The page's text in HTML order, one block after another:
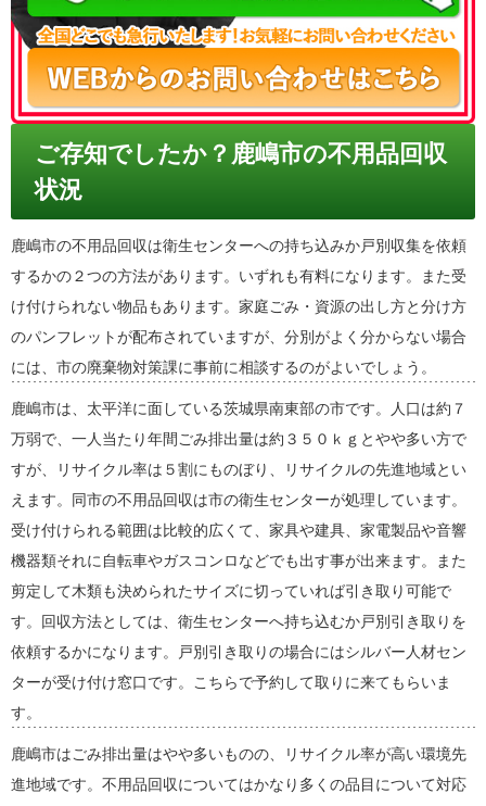
ご存知でしたか？鹿嶋市の不用品回収
状況
鹿嶋市の不用品回収は衛生センターへの持ち込みか戸別収集を依頼
するかの２つの方法があります。いずれも有料になります。また受
け付けられない物品もあります。家庭ごみ・資源の出し方と分け方
のパンフレットが配布されていますが、分別がよく分からない場合
には、市の廃棄物対策課に事前に相談するのがよいでしょう。
鹿嶋市は、太平洋に面している茨城県南東部の市です。人口は約７
万弱で、一人当たり年間ごみ排出量は約３５０ｋｇとやや多い方で
すが、リサイクル率は５割にものぼり、リサイクルの先進地域とい
えます。同市の不用品回収は市の衛生センターが処理しています。
受け付けられる範囲は比較的広くて、家具や建具、家電製品や音響
機器類それに自転車やガスコンロなどでも出す事が出来ます。また
剪定して木類も決められたサイズに切っていれば引き取り可能で
す。回収方法としては、衛生センターへ持ち込むか戸別引き取りを
依頼するかになります。戸別引き取りの場合にはシルバー人材セン
ターが受け付け窓口です。こちらで予約して取りに来てもらいま
す。
鹿嶋市はごみ排出量はやや多いものの、リサイクル率が高い環境先
進地域です。不用品回収についてはかなり多くの品目について対応